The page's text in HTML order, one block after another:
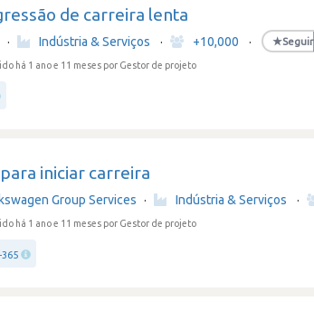
de carreira lenta
· Indústria & Serviços · +10,000 · ★Seguir
há 1 ano e 11 meses por Gestor de projeto
iniciar carreira
Group Services · Indústria & Serviços ·
há 1 ano e 11 meses por Gestor de projeto